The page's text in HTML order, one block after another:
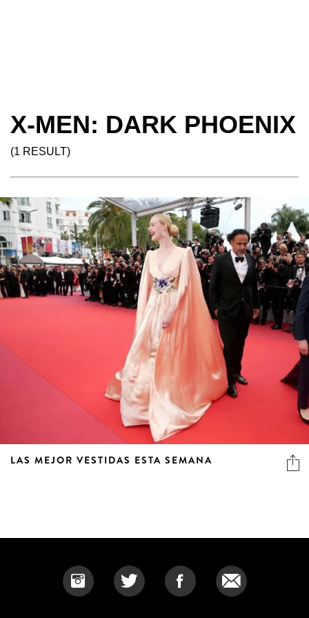
X-MEN: DARK PHOENIX
(1 RESULT)
LAS MEJOR VESTIDAS ESTA SEMANA